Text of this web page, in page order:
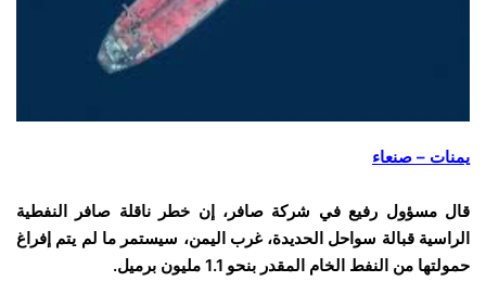
يمنات – صنعاء
قال مسؤول رفيع في شركة صافر، إن خطر ناقلة صافر النفطية
الراسية قبالة سواحل الحديدة، غرب اليمن، سيستمر ما لم يتم إفراغ
حمولتها من النفط الخام المقدر بنحو 1.1 مليون برميل.